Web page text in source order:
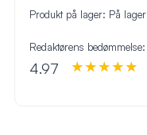
Produkt på lager: På lager
Redaktørens bedømmelse:
4.97